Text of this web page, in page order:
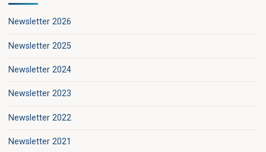
Newsletter 2026
Newsletter 2025
Newsletter 2024
Newsletter 2023
Newsletter 2022
Newsletter 2021